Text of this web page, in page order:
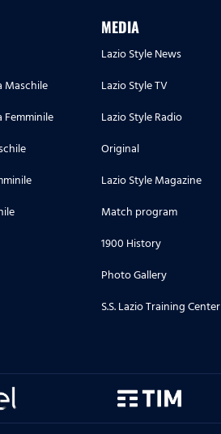
Maschile
Femminile
MEDIA
Lazio Style News
Lazio Style TV
Lazio Style Radio
Original
Lazio Style Magazine
Match program
1900 History
Photo Gallery
S.S. Lazio Training Center